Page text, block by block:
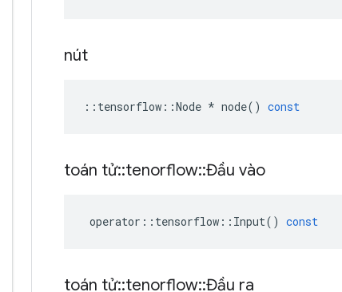
nút
:: tensorflow ::Node * node() const
toán tử::tenorflow::Đầu vào
operator :: tensorflow :: Input() const
toán tử::tenorflow::Đầu ra